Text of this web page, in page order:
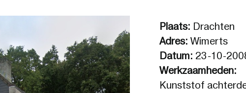
Plaats: Drachten
Adres: Wimerts
Datum: 23-10-
Werkzaamheden:
Kunststof